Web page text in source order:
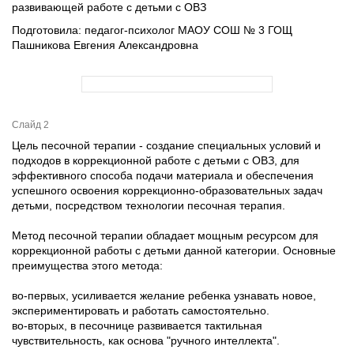
развивающей работе с детьми с ОВЗ
Подготовила: педагог-психолог МАОУ СОШ № 3 ГОЩ
Пашникова Евгения Александровна
Слайд 2
Цель песочной терапии - создание специальных условий и
подходов в коррекционной работе с детьми с ОВЗ, для
эффективного способа подачи материала и обеспечения
успешного освоения коррекционно-образовательных задач
детьми, посредством технологии песочная терапия.
Метод песочной терапии обладает мощным ресурсом для
коррекционной работы с детьми данной категории. Основные
преимущества этого метода:
во-первых, усиливается желание ребенка узнавать новое,
экспериментировать и работать самостоятельно.
во-вторых, в песочнице развивается тактильная
чувствительность, как основа "ручного интеллекта".